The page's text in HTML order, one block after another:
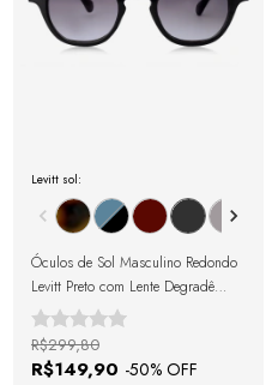
Levitt sol:
Óculos de Sol Masculino Redondo
Levitt Preto com Lente Degradê
Preto
R$149,90 -50% OFF
R$299,80